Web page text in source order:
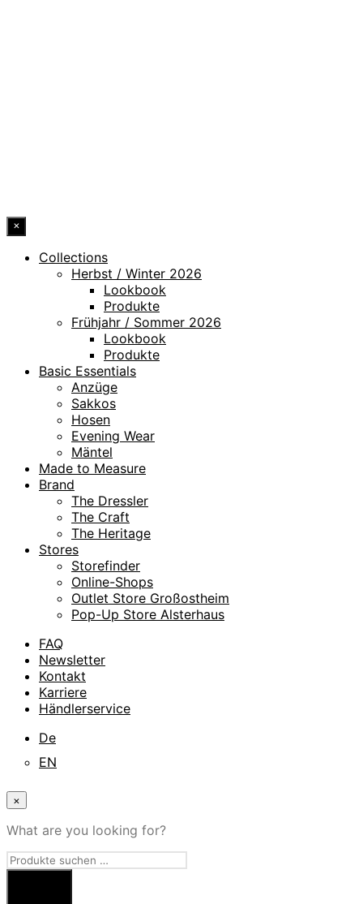
×
Collections
Herbst / Winter 2026
Lookbook
Produkte
Frühjahr / Sommer 2026
Lookbook
Produkte
Basic Essentials
Anzüge
Sakkos
Hosen
Evening Wear
Mäntel
Made to Measure
Brand
The Dressler
The Craft
The Heritage
Stores
Storefinder
Online-Shops
Outlet Store Großostheim
Pop-Up Store Alsterhaus
FAQ
Newsletter
Kontakt
Karriere
Händlerservice
De
EN
×
What are you looking for?